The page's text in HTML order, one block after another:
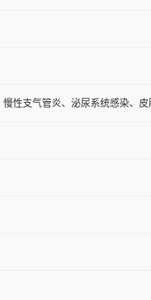
性支气管炎、泌尿系统感染、